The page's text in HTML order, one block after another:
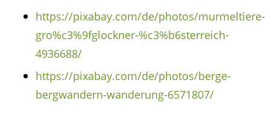
https://pixabay.com/de/photos/murmeltiere-
gro%c3%9fglockner-%c3%b6sterreich-
4936688/
https://pixabay.com/de/photos/berge-
bergwandern-wanderung-6571807/